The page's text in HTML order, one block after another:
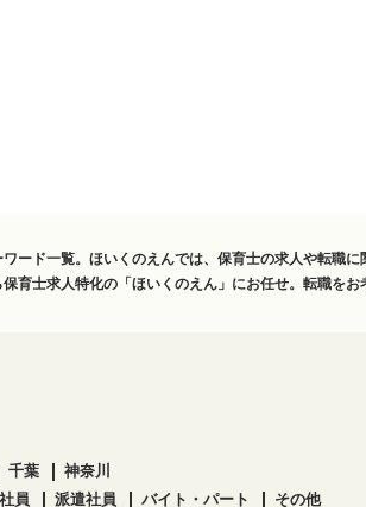
ード一覧。ほいくのえんでは、保育士の求人や転職
育士求人特化の「ほいくのえん」にお任せ。転職をお
千葉
神奈川
員 派遣社員 バイト・パート その他